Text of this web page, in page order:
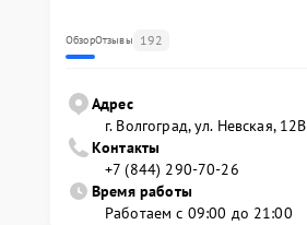
ОбзорОтзывы 192
Адрес
г. Волгоград, ул. Невская, 12В
Контакты
+7 (844) 290-70-26
Время работы
Работаем с 09:00 до 21:00